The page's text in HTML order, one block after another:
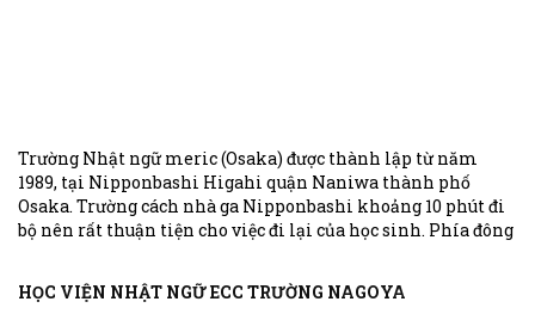
Trường Nhật ngữ meric (Osaka) được thành lập từ năm
1989, tại Nipponbashi Higahi quận Naniwa thành phố
Osaka. Trường cách nhà ga Nipponbashi khoảng 10 phút đi
bộ nên rất thuận tiện cho việc đi lại của học sinh. Phía đông
san sát nhau. Đây là điểm du lịch hấp dẫn đối với khách
nước ngoài. Phía tây trường là khu phố bán đồ điện tử
HỌC VIỆN NHẬT NGỮ ECC TRƯỜNG NAGOYA